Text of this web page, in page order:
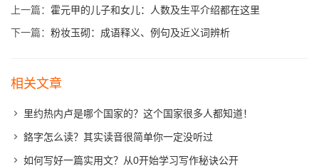
上一篇： 霍元甲的儿子和女儿：人数及生平介绍都在这里
下一篇： 粉妆玉砌：成语释义、例句及近义词辨析
相关文章
里约热内卢是哪个国家的？这个国家很多人都知道！
鉻字怎么读？其实读音很简单你一定没听过
如何写好一篇实用文？从0开始学习写作秘诀公开